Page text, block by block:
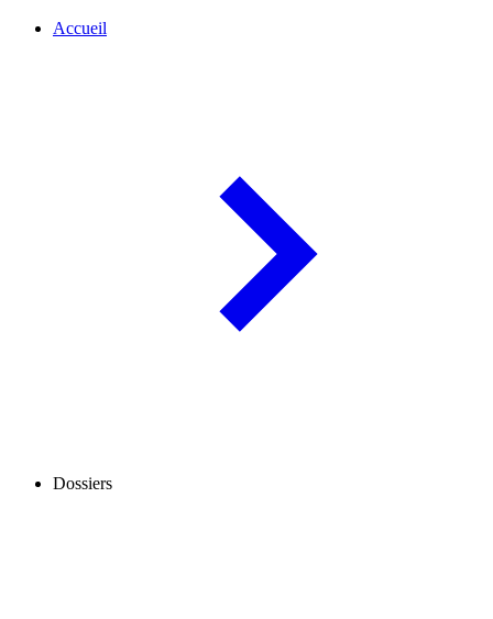
Accueil
Dossiers